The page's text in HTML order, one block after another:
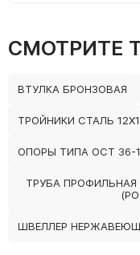
СМОТРИТЕ
ВТУЛКА БРОНЗОВАЯ
ТРОЙНИКИ СТАЛЬ
ОПОРЫ ТИПА ОСТ 36-
ТРУБА
ШВЕЛЛЕР